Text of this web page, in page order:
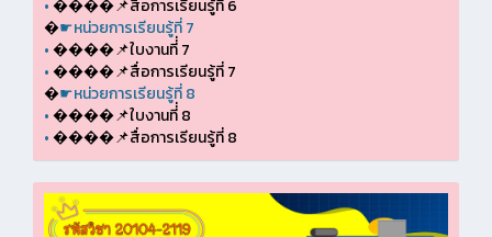
•����📌สื่อการเรียนรู้ที่ 6
�☛หน่วยการเรียนรู้ที่ 7
•����📌ใบงานที่่ 7
•����📌สื่อการเรียนรู้ที่ 7
�☛หน่วยการเรียนรู้ที่ 8
•����📌ใบงานที่่ 8
•����📌สื่อการเรียนรู้ที่ 8